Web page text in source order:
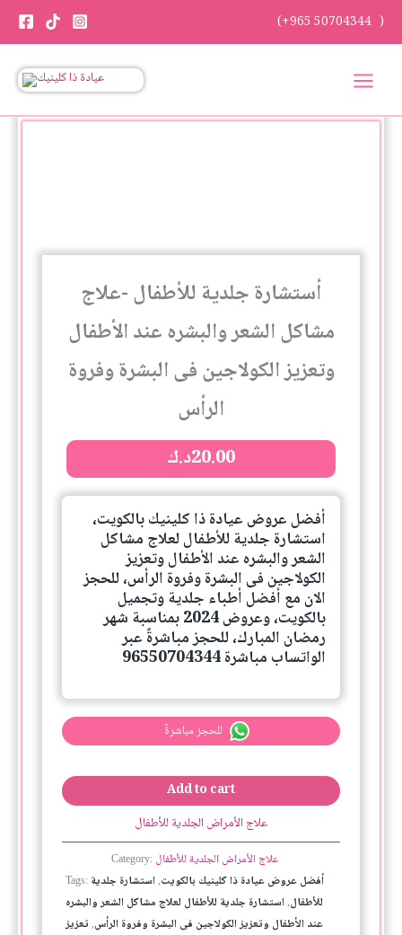
Skip
content
(+965 50704344 )
أستشارة جلدية للأطفال -علاج
مشاكل الشعر والبشره عند الأطفال
وتعزيز الكولاجين فى البشرة وفروة
الرأس
20.00د.ك
أفضل عروض عيادة ذا كلينيك بالكويت،
استشارة جلدية للأطفال لعلاج مشاكل
الشعر والبشره عند الأطفال وتعزيز
الكولاجين فى البشرة وفروة الرأس، للحجز
الان مع أفضل أطباء جلدية وتجميل
بالكويت، وعروض 2024 بمناسبة شهر
رمضان المبارك، للحجز مباشرةً عبر
الواتساب مباشرة 96550704344
للحجز مباشرةً
والبشره
الأطفال
وتعزيز
الكولاجين
فى
البشرة
وفروة
Add to cart
علاج الأمراض الجلدية للأطفال
Category: علاج الأمراض الجلدية للأطفال
Tags: أفضل عروض عيادة ذا كلينيك بالكويت ,استشارة جلدية
للأطفال استشارة جلدية للأطفال لعلاج مشاكل الشعر والبشره
عند الأطفال وتعزيز الكولاجين فى البشرة وفروة الرأس تعزيز